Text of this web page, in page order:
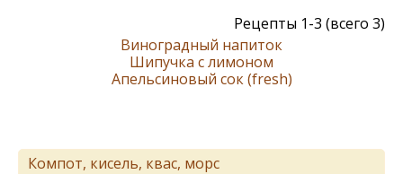
Рецепты 1-3 (всего 3)
Виноградный напиток
Шипучка с лимоном
Апельсиновый сок (fresh)
Компот, кисель, квас, морс